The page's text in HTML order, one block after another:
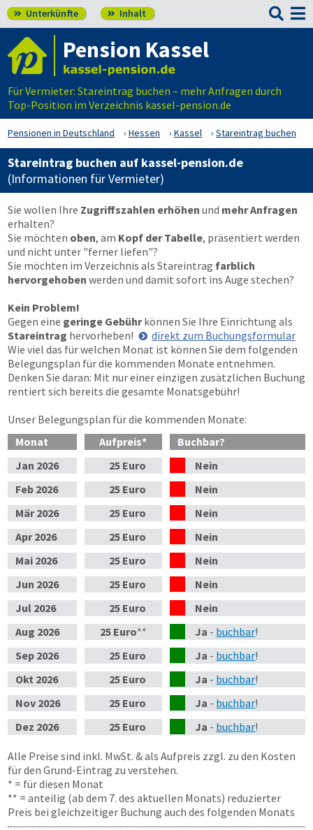
 Unterkünfte  Inhalt 
Pension Kassel
Für Vermieter: Stareintrag buchen – mehr Anfragen durch
Top-Position im Verzeichnis kassel-pension.de
Pensionen in Deutschland Hessen Kassel Stareintrag buchen
Stareintrag buchen auf kassel-pension.de
(Informationen für Vermieter)
Sie wollen Ihre Zugriffszahlen erhöhen und mehr Anfragen
erhalten?
Sie möchten oben, am Kopf der Tabelle, präsentiert werden
und nicht unter "ferner liefen"?
Sie möchten im Verzeichnis als Stareintrag farblich
hervorgehoben werden und damit sofort ins Auge stechen?
Kein Problem!
Gegen eine geringe Gebührkönnen Sie Ihre Einrichtung als
Stareintrag hervorheben!
direkt zum Buchungsformular
Wie viel das für welchen Monat ist können Sie dem folgenden
Belegungsplan für die kommenden Monate entnehmen.
Denken Sie daran: Mit nur einer einzigen zusätzlichen Buchung
rentiert sich bereits die gesamte Monatsgebühr!
Unser Belegungsplan für die kommenden Monate:
Monat
Aufpreis*
Buchbar?
Jan 2026 25 Euro
Nein
Feb 2026 25 Euro
Nein
Mär2026 25 Euro
Nein
Apr2026 25 Euro
Nein
Mai 2026 25 Euro
Nein
Jun 2026 25 Euro
Nein
Jul 2026 25 Euro
Nein
Aug 2026 25 Euro** Ja - buchbar!
Sep 2026 25 Euro Ja - buchbar!
Okt 2026 25 Euro Ja - buchbar!
Nov 2026 25 Euro Ja - buchbar!
Dez 2026 25 Euro Ja - buchbar!
Alle Preise sind inkl. MwSt. & als Aufpreis zzgl. zu den Kosten
für den Grund-Eintrag zu verstehen.
* = für diesen Monat
** = anteilig (ab dem 7. des aktuellen Monats) reduzierter
Preis bei gleichzeitiger Buchung auch des folgenden Monats